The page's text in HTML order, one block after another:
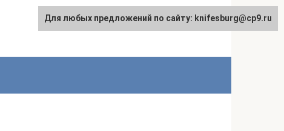
Для любых предложений по сайту: knifesburg@cp9.ru